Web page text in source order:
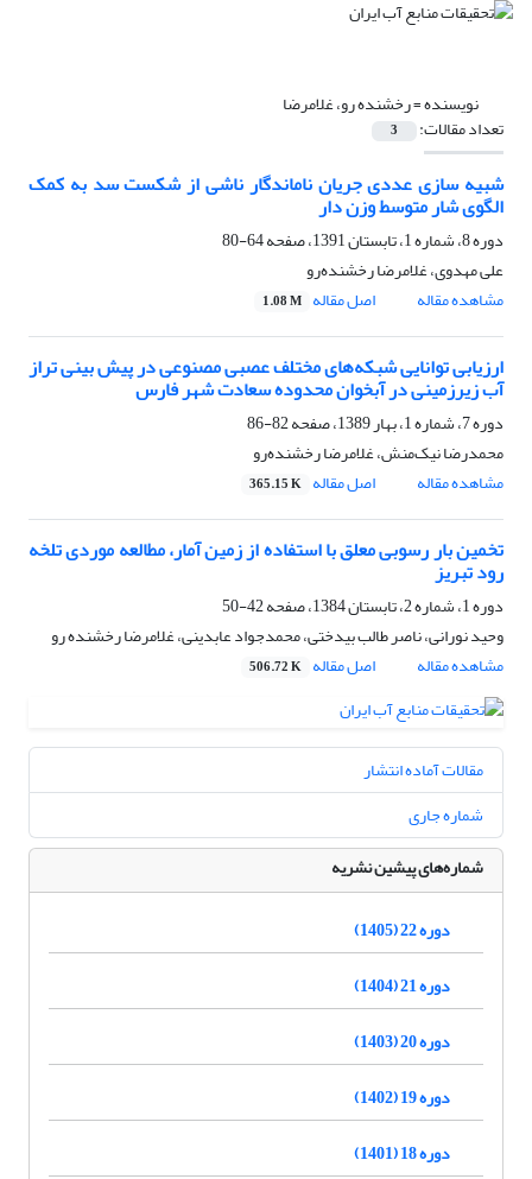
نویسنده =رخشنده رو، غلامرضا
تعداد مقالات: 3
شبیه سازی عددی جریان ناماندگار ناشی از شکست سد به کمک
الگوی شار متوسط وزن دار
دوره 8، شماره 1، تابستان 1391، صفحه
64-80
علی مهدوی، غلامرضا رخشنده‌رو
مشاهده مقاله
اصل مقاله 1.08 M
ارزیابی توانایی شبکه‌های مختلف عصبی مصنوعی در پیش بینی تراز
آب زیرزمینی در آبخوان محدوده سعادت شهر فارس
دوره 7، شماره 1، بهار 1389، صفحه
82-86
محمدرضا نیک‌منش، غلامرضا رخشنده‌رو
مشاهده مقاله
اصل مقاله 365.15 K
تخمین بار رسوبی معلق با استفاده از زمین آمار، مطالعه موردی تلخه‏
رود تبریز
دوره 1، شماره 2، تابستان 1384، صفحه
42-50
وحید نورانی، ناصر طالب بیدختی، محمدجواد عابدینی، غلامرضا رخشنده رو
مشاهده مقاله
اصل مقاله 506.72 K
مقالات آماده انتشار
شماره جاری
شماره‌های پیشین نشریه
دوره 22 (1405)
دوره 21 (1404)
دوره 20 (1403)
دوره 19 (1402)
دوره 18 (1401)